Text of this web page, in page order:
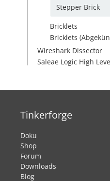
Stepper Brick
Bricklets
Bricklets
Wireshark Dissector
Saleae Logic High
Tinkerforge
Doku
Shop
Forum
Downloads
Blog